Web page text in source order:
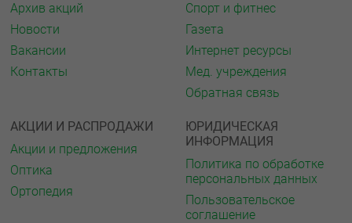
Архив акций
Новости
Вакансии
Контакты
Спорт и фитнес
Газета
Интернет ресурсы
Мед. учреждения
Обратная связь
АКЦИИ И РАСПРОДАЖИ
Акции и предложения
Оптика
Ортопедия
ЮРИДИЧЕСКАЯ
ИНФОРМАЦИЯ
Политика по обработке
персональных данных
Пользовательское
соглашение